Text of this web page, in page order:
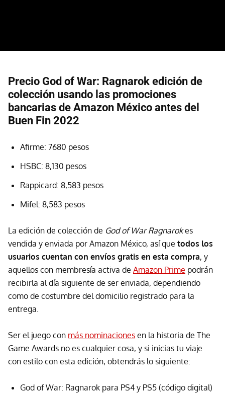
Precio God of War: Ragnarok edición de
colección usando las promociones
bancarias de Amazon México antes del
Buen Fin 2022
Afirme: 7680 pesos
HSBC: 8,130 pesos
Rappicard: 8,583 pesos
Mifel: 8,583 pesos
La edición de colección de God of War Ragnarokes
vendida y enviada por Amazon México, así que todos los
usuarios cuentan con envíos gratis en esta compra, y
aquellos con membresía activa de Amazon Prime podrán
recibirla al día siguiente de ser enviada, dependiendo
como de costumbre del domicilio registrado para la
entrega.
Ser el juego con más nominaciones en la historia de The
Game Awards no es cualquier cosa, y si inicias tu viaje
con estilo con esta edición, obtendrás lo siguiente:
God of War: Ragnarok para PS4 y PS5 (código digital)